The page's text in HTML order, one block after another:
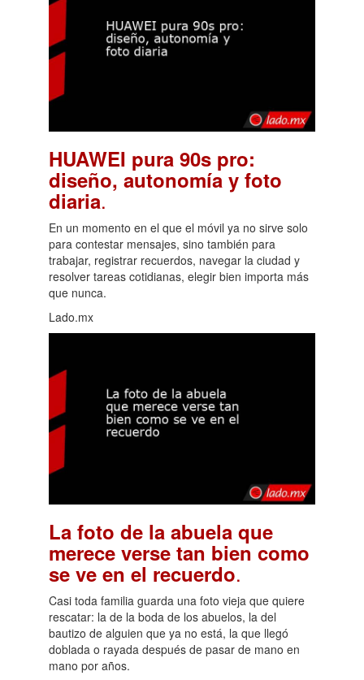
HUAWEI pura 90s pro:
diseño, autonomía y foto
diaria.
En un momento en el que el móvil ya no sirve solo
para contestar mensajes, sino también para
trabajar, registrar recuerdos, navegar la ciudad y
resolver tareas cotidianas, elegir bien importa más
que nunca.
Lado.mx
La foto de la abuela que
merece verse tan bien como
se ve en el recuerdo.
Casi toda familia guarda una foto vieja que quiere
rescatar: la de la boda de los abuelos, la del
bautizo de alguien que ya no está, la que llegó
doblada o rayada después de pasar de mano en
mano por años.